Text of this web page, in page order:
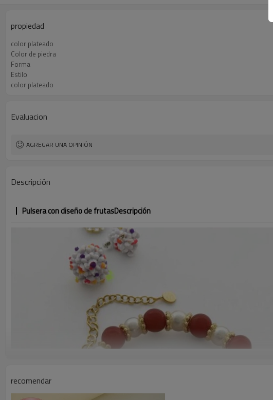
propiedad
color plateado
Color de piedra
Forma
Estilo
color plateado
Evaluacion
AGREGAR UNA OPINIÓN
Descripción
Pulsera con diseño de frutasDescripción
recomendar